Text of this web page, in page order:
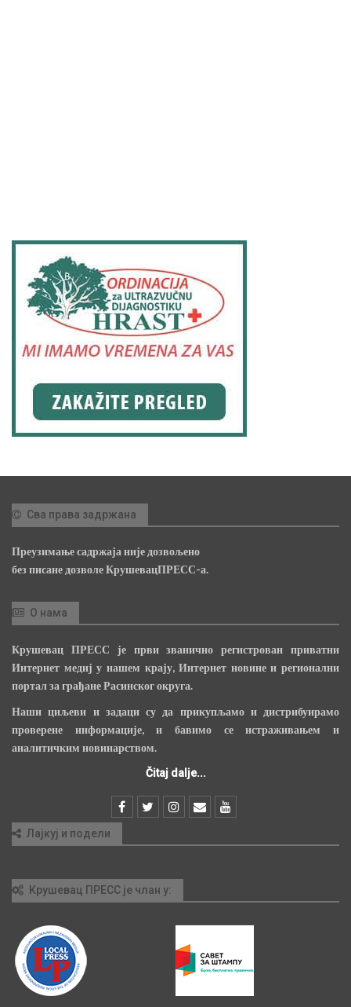
Сва права задржана
Преузимање садржаја није дозвољено
без писане дозволе КрушевацПРЕСС-а.
О нама
Крушевац ПРЕСС је први званично регистрован приватни
Интернет медиј у нашем крају, Интернет новине и регионални
портал за грађане Расинског округа.
Наши циљеви и задаци су да прикупљамо и дистрибуирамо
проверене информације, и бавимо се истраживањем и
аналитичким новинарством.
Čitaj dalje...
Лајкуј и подели
Крушевац ПРЕСС је члан у: